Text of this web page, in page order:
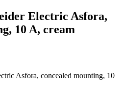
Electric Asfora,
10 A, cream